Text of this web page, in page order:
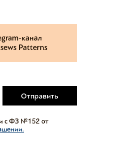
канал
Patterns
Отправить
с ФЗ №152 от